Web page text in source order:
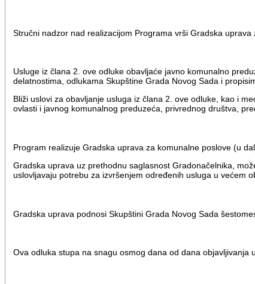
Stručni nadzor nad realizacijom Programa vrši Gradska uprava
Usluge iz člana 2. ove odluke obavljaće javno komunalno
delatnostima, odlukama Skupštine Grada Novog Sada i
Bliži uslovi za obavljanje usluga iz člana 2. ove odluke, kao i
ovlasti i javnog komunalnog preduzeća, privrednog društva,
Program realizuje Gradska uprava za komunalne poslove (u
Gradska uprava uz prethodnu saglasnost Gradonačelnika,
uslovljavaju potrebu za izvršenjem određenih usluga u većem
Gradska uprava podnosi Skupštini Grada Novog Sada
Ova odluka stupa na snagu osmog dana od dana